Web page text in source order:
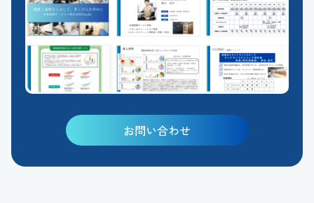
お問い合わせ